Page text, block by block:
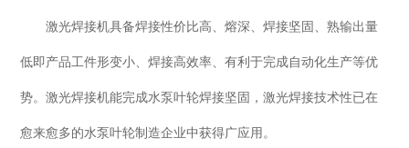
激光焊接机具备焊接性价比高、熔深、焊接坚固、熟输出量
低即产品工件形变小、焊接高效率、有利于完成自动化生产等优
势。激光焊接机能完成水泵叶轮焊接坚固，激光焊接技术性已在
愈来愈多的水泵叶轮制造企业中获得广应用。